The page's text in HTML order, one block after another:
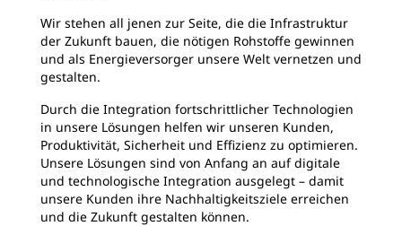
Wir stehen all jenen zur Seite, die die Infrastruktur
der Zukunft bauen, die nötigen Rohstoffe gewinnen
und als Energieversorger unsere Welt vernetzen und
gestalten.
Durch die Integration fortschrittlicher Technologien
in unsere Lösungen helfen wir unseren Kunden,
Produktivität, Sicherheit und Effizienz zu optimieren.
Unsere Lösungen sind von Anfang an auf digitale
und technologische Integration ausgelegt – damit
unsere Kunden ihre Nachhaltigkeitsziele erreichen
und die Zukunft gestalten können.